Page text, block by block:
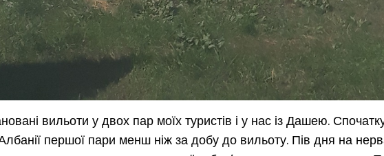
вильоти у двох пар моїх туристів і у нас із Дашею.
першої пари менш ніж за добу до вильоту. Пів дня на